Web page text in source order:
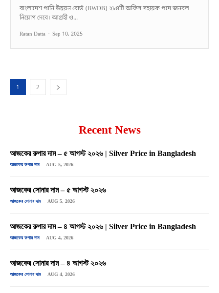
বাংলাদেশ পানি উন্নয়ন বোর্ড (BWDB) ২৮৪টি অফিস সহায়ক পদে জনবল
নিয়োগ দেবে। আগ্রহী ও...
Ratan Datta - Sep 10, 2025
1 2
Recent News
আজকের রুপার দাম – ৫ আগস্ট ২০২৬ | Silver Price in Bangladesh
আজকের রুপার দাম AUG 5, 2026
আজকের সোনার দাম – ৫ আগস্ট ২০২৬
আজকের সোনার দাম AUG 5, 2026
আজকের রুপার দাম – ৪ আগস্ট ২০২৬ | Silver Price in Bangladesh
আজকের রুপার দাম AUG 4, 2026
আজকের সোনার দাম – ৪ আগস্ট ২০২৬
আজকের সোনার দাম AUG 4, 2026